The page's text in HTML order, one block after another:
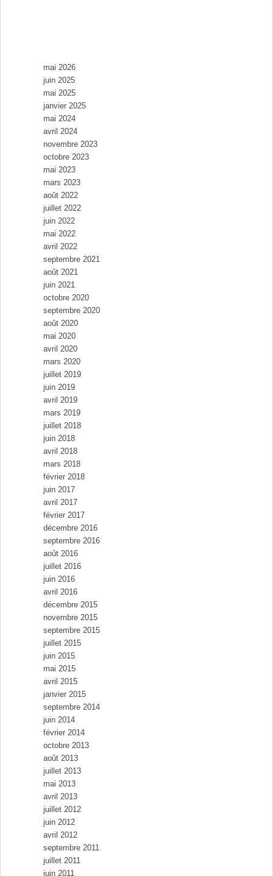
mai 2026
juin 2025
mai 2025
janvier 2025
mai 2024
avril 2024
novembre 2023
octobre 2023
mai 2023
mars 2023
août 2022
juillet 2022
juin 2022
mai 2022
avril 2022
septembre 2021
août 2021
juin 2021
octobre 2020
septembre 2020
août 2020
mai 2020
avril 2020
mars 2020
juillet 2019
juin 2019
avril 2019
mars 2019
juillet 2018
juin 2018
avril 2018
mars 2018
février 2018
juin 2017
avril 2017
février 2017
décembre 2016
septembre 2016
août 2016
juillet 2016
juin 2016
avril 2016
décembre 2015
novembre 2015
septembre 2015
juillet 2015
juin 2015
mai 2015
avril 2015
janvier 2015
septembre 2014
juin 2014
février 2014
octobre 2013
août 2013
juillet 2013
mai 2013
avril 2013
juillet 2012
juin 2012
avril 2012
septembre 2011
juillet 2011
juin 2011